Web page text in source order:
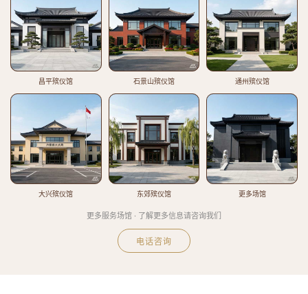
昌平殡仪馆 石景山殡仪馆 通州殡仪馆
大兴殡仪馆 东郊殡仪馆 更多场馆
更多服务场馆 · 了解更多信息请咨询我们
电话咨询